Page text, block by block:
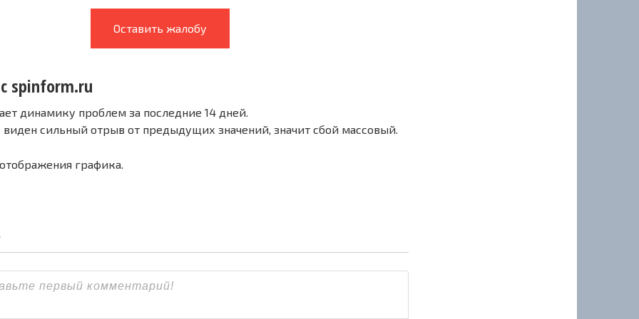
Оставить жалобу
spinform.ru
динамику проблем за последние 14 дней.
виден сильный отрыв от предыдущих значений, значит сбой массовый.
графика.